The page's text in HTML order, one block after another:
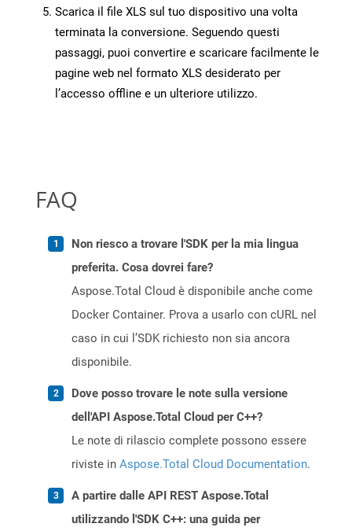
Scarica il file XLS sul tuo dispositivo una volta
terminata la conversione. Seguendo questi
passaggi, puoi convertire e scaricare facilmente le
pagine web nel formato XLS desiderato per
l’accesso offline e un ulteriore utilizzo.
FAQ
Non riesco a trovare l'SDK per la mia lingua
preferita. Cosa dovrei fare?
Aspose.Total Cloud è disponibile anche come
Docker Container. Prova a usarlo con cURL nel
caso in cui l’SDK richiesto non sia ancora
disponibile.
Dove posso trovare le note sulla versione
dell'API Aspose.Total Cloud per C++?
Le note di rilascio complete possono essere
riviste in Aspose.Total Cloud Documentation.
A partire dalle API REST Aspose.Total
utilizzando l'SDK C++: una guida per